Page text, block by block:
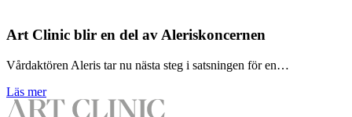
Art Clinic blir en del av Aleriskoncernen
Vårdaktören Aleris tar nu nästa steg i satsningen för en…
Läs mer